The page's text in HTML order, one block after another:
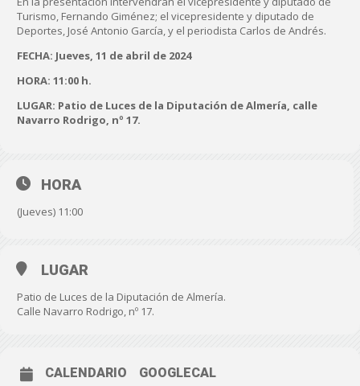
Turismo, Fernando Giménez; el vicepresidente y diputado de
Deportes, José Antonio García, y el periodista Carlos de Andrés.
FECHA: Jueves, 11 de abril de 2024
HORA: 11:00 h.
LUGAR: Patio de Luces de la Diputación de Almería, calle
Navarro Rodrigo, nº 17.
HORA
(Jueves) 11:00
LUGAR
Patio de Luces de la Diputación de Almería.
Calle Navarro Rodrigo, nº 17.
CALENDARIO GOOGLECAL